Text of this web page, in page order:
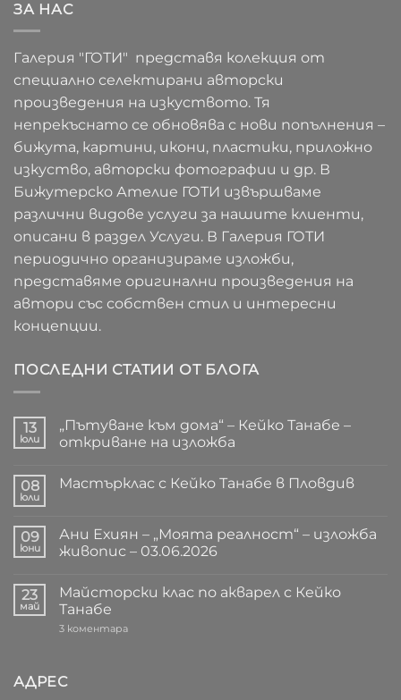
ЗА НАС
Галерия "ГОТИ" представя колекция от
специално селектирани авторски
произведения на изкуството. Тя
непрекъснато се обновява с нови попълнения –
бижута, картини, икони, пластики, приложно
изкуство, авторски фотографии и др. В
Бижутерско Ателие ГОТИ извършваме
различни видове услуги за нашите клиенти,
описани в раздел Услуги. В Галерия ГОТИ
периодично организираме изложби,
представяме оригинални произведения на
автори със собствен стил и интересни
концепции.
ПОСЛЕДНИ СТАТИИ ОТ БЛОГА
13
юли
„Пътуване към дома“ – Кейко Танабе –
откриване на изложба
за
„Пътуване
–
Кейко
Танабе
на
изложба
08
юли
Мастърклас с Кейко Танабе в Пловдив
Мастърклас
с
Кейко
Пловдив
09
юни
Ани Ехиян – „Моята реалност“ – изложба
живопис – 03.06.2026
за
Ани
Ехиян
–
изложба
живопис
23
май
Майсторски клас по акварел с Кейко
Танабе
3 коментараза
АДРЕС